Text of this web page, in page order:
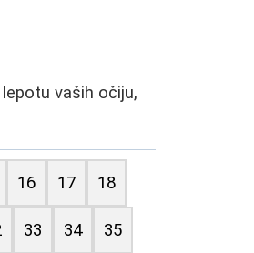
vaših očiju,
16 17 18
33 34 35